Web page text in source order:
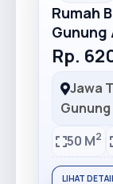
Rumah
Gunung
Rp.
Jawa
50 M2
LIHAT